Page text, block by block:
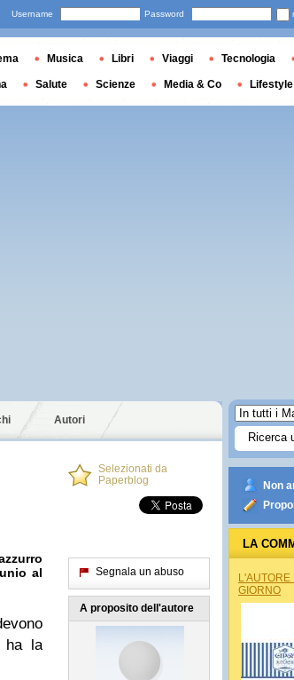
Autori
al
ha la
Selezionati da
Paperblog
Segnala un abuso
A proposito dell'autore
Non
LA
L'AUTORE
GIORNO
Username Password
Musica Libri Viaggi Tecnologia
Salute Scienze Media & Co Lifestyle